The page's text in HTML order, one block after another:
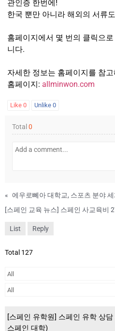
관인증 한번에!
한국 뿐만 아니라 해외의 서류
홈페이지에서 몇 번의 클릭으
니다.
자세한 정보는 홈페이지를 참
홈페이지: allminwon.com
Like 0 Unlike 0
Total 0
«
List Reply
Total 127
[스페인 유학원] 스페인 유학 상
스페인 대학)